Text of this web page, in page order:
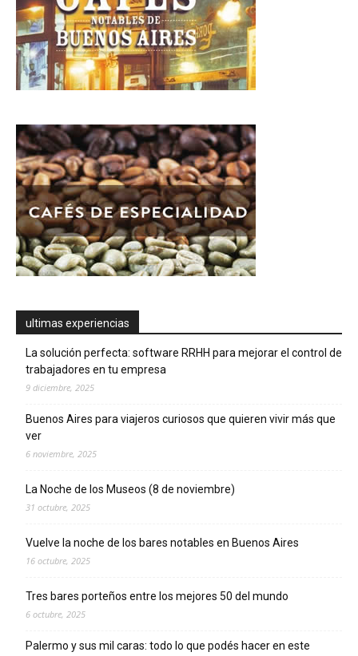
ultimas experiencias
La solución perfecta: software RRHH para mejorar el control de
trabajadores en tu empresa
9 diciembre, 2025
Buenos Aires para viajeros curiosos que quieren vivir más que
ver
6 noviembre, 2025
La Noche de los Museos (8 de noviembre)
31 octubre, 2025
Vuelve la noche de los bares notables en Buenos Aires
16 octubre, 2025
Tres bares porteños entre los mejores 50 del mundo
6 octubre, 2025
Palermo y sus mil caras: todo lo que podés hacer en este